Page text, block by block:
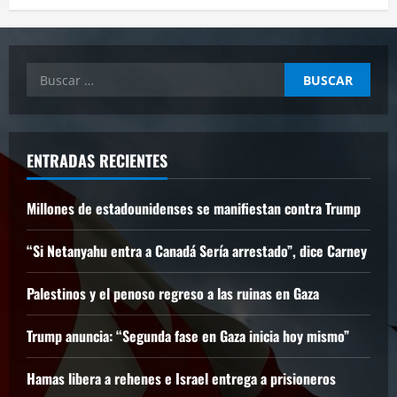
Buscar:
ENTRADAS RECIENTES
Millones de estadounidenses se manifiestan contra Trump
“Si Netanyahu entra a Canadá Sería arrestado”, dice Carney
Palestinos y el penoso regreso a las ruinas en Gaza
Trump anuncia: “Segunda fase en Gaza inicia hoy mismo”
Hamas libera a rehenes e Israel entrega a prisioneros